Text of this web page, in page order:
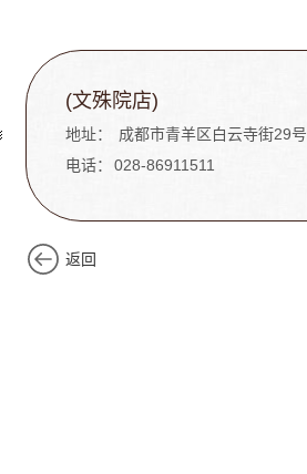
(文殊院店)
地址：
成都市青羊区白云寺街29号
电话：
028-86911511
返回